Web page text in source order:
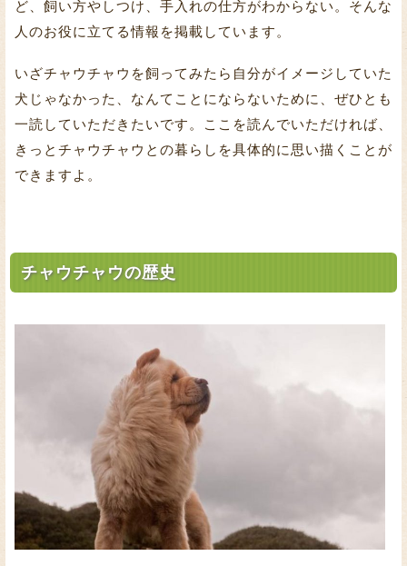
ど、飼い方やしつけ、手入れの仕方がわからない。そんな
人のお役に立てる情報を掲載しています。
いざチャウチャウを飼ってみたら自分がイメージしていた
犬じゃなかった、なんてことにならないために、ぜひとも
一読していただきたいです。ここを読んでいただければ、
きっとチャウチャウとの暮らしを具体的に思い描くことが
できますよ。
チャウチャウの歴史